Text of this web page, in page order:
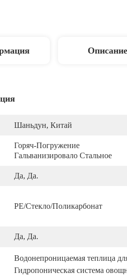
Шаньдун, Китай
Горяч-Погружение
Гальванизировало Стальное
Да, Да.
PE/стекло/поликарбонат
Да, Да.
Водонепроницаемая теплица
Гидропоническая система